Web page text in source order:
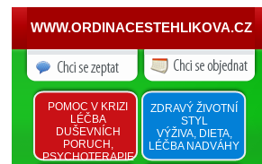
WWW.ORDINACESTEHLIKOVA.CZ
POMOC V KRIZI
LÉČBA
DUŠEVNÍCH
PORUCH,
PSYCHOTERAPIE
ZDRAVÝ ŽIVOTNÍ
STYL
VÝŽIVA, DIETA,
LÉČBA NADVÁHY